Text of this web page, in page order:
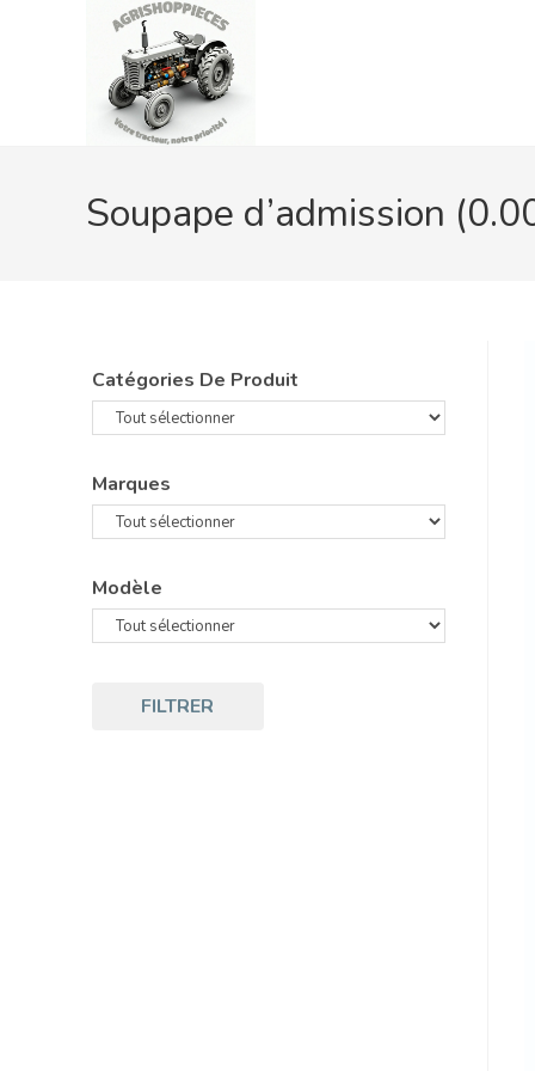
Soupape d’admission
Catégories De Produit
Marques
Modèle
FILTRER